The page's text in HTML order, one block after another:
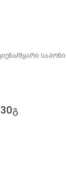
/მყარი საპონი